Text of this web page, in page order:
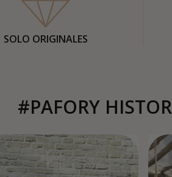
SOLO ORIGINALES
#PAFORY